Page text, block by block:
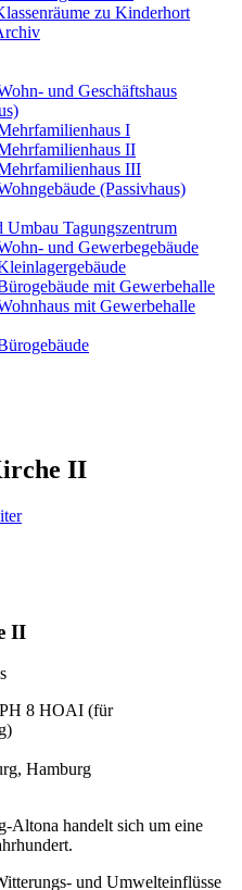
zu Kinderhort
und Geschäftshaus
I
II
III
(Passivhaus)
Umbau Tagungszentrum
und Gewerbegebäude
mit Gewerbehalle
mit Gewerbehalle
II
II
8 HOAI (für
Hamburg
Altona handelt sich um eine
und Umwelteinflüsse